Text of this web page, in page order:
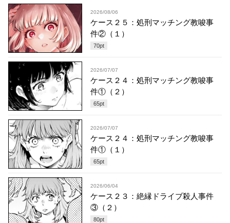
2026/08/06
ケース２５：処刑マッチング教唆事
件②（１）
70pt
2026/07/07
ケース２４：処刑マッチング教唆事
件①（２）
65pt
2026/07/07
ケース２４：処刑マッチング教唆事
件①（１）
65pt
2026/06/04
ケース２３：絶縁ドライブ殺人事件
③（２）
80pt